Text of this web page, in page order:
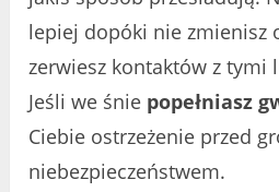
lepiej dopóki nie zmienisz
zerwiesz kontaktów z tymi
Jeśli we śnie popełniasz
Ciebie ostrzeżenie przed
niebezpieczeństwem.